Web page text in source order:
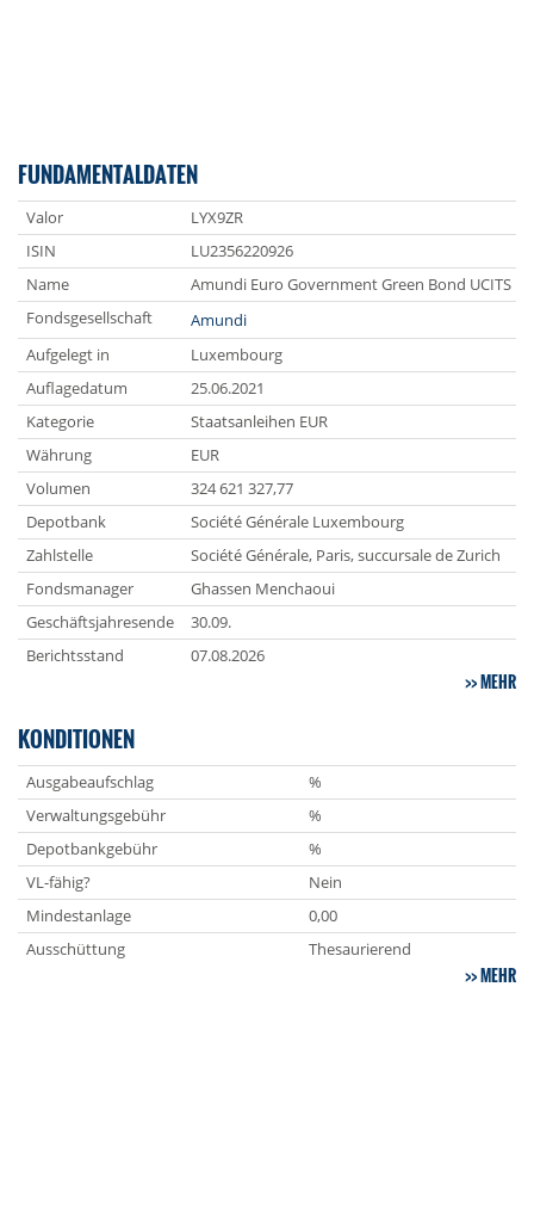
FUNDAMENTALDATEN
Valor
LYX9ZR
ISIN
LU2356220926
Name
Amundi Euro Government Green Bond UCITS
Fondsgesellschaft
Amundi
Aufgelegt in
Luxembourg
Auflagedatum
25.06.2021
Kategorie
Staatsanleihen EUR
Währung
EUR
Volumen
324 621 327,77
Depotbank
Société Générale Luxembourg
Zahlstelle
Société Générale, Paris, succursale de Zurich
Fondsmanager
Ghassen Menchaoui
Geschäftsjahresende
30.09.
Berichtsstand
07.08.2026
MEHR
KONDITIONEN
Ausgabeaufschlag
%
Verwaltungsgebühr
%
Depotbankgebühr
%
VL-fähig?
Nein
Mindestanlage
0,00
Ausschüttung
Thesaurierend
MEHR